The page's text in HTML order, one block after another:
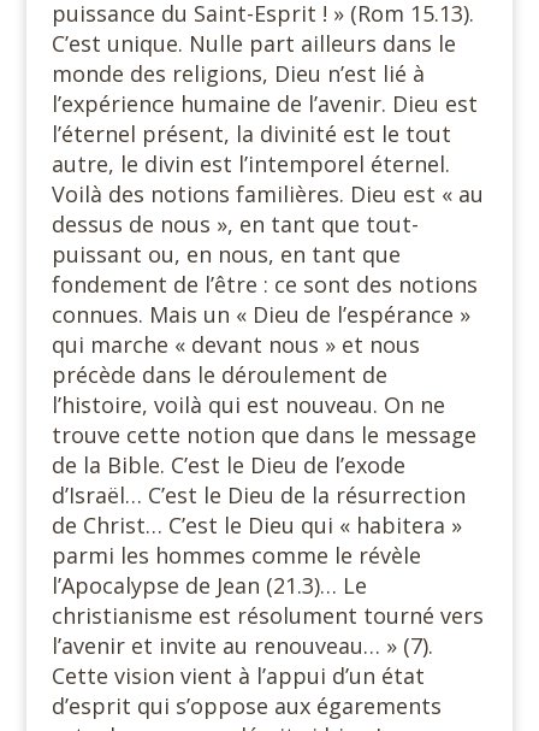
puissance du Saint-Esprit ! » (Rom 15.13).
C’est unique. Nulle part ailleurs dans le
monde des religions, Dieu n’est lié à
l’expérience humaine de l’avenir. Dieu est
l’éternel présent, la divinité est le tout
autre, le divin est l’intemporel éternel.
Voilà des notions familières. Dieu est « au
dessus de nous », en tant que tout-
puissant ou, en nous, en tant que
fondement de l’être : ce sont des notions
connues. Mais un « Dieu de l’espérance »
qui marche « devant nous » et nous
précède dans le déroulement de
l’histoire, voilà qui est nouveau. On ne
trouve cette notion que dans le message
de la Bible. C’est le Dieu de l’exode
d’Israël… C’est le Dieu de la résurrection
de Christ… C’est le Dieu qui « habitera »
parmi les hommes comme le révèle
l’Apocalypse de Jean (21.3)… Le
christianisme est résolument tourné vers
l’avenir et invite au renouveau… » (7).
Cette vision vient à l’appui d’un état
d’esprit qui s’oppose aux égarements